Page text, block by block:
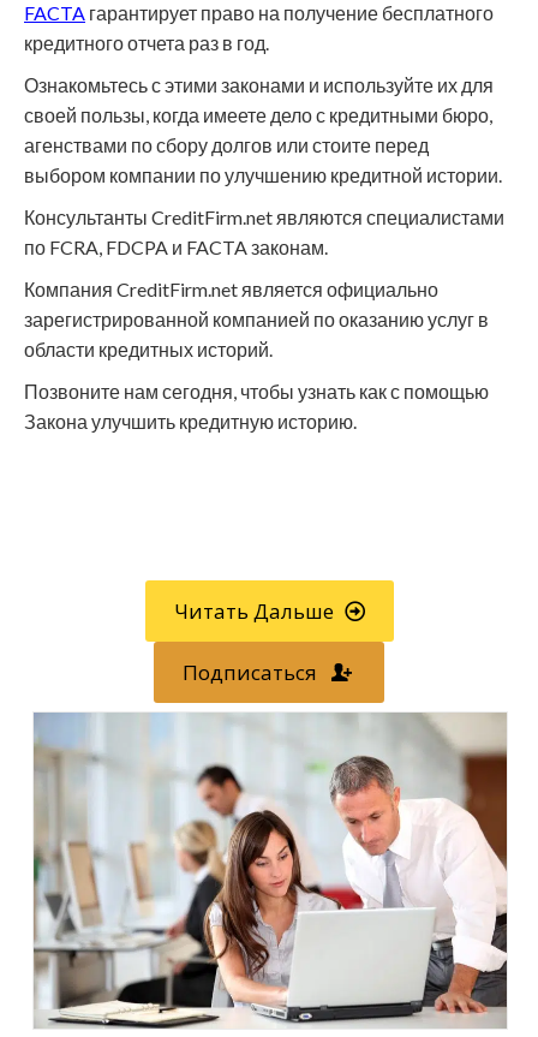
FACTA гарантирует право на получение бесплатного
кредитного отчета раз в год.
Ознакомьтесь с этими законами и используйте их для
своей пользы, когда имеете дело с кредитными бюро,
агенствами по сбору долгов или стоите перед
выбором компании по улучшению кредитной истории.
Консультанты CreditFirm.net являются специалистами
по FCRA, FDCPA и FACTA законам.
Компания CreditFirm.net является официально
зарегистрированной компанией по оказанию услуг в
области кредитных историй.
Позвоните нам сегодня, чтобы узнать как с помощью
Закона улучшить кредитную историю.
Читать Дальше
Подписаться